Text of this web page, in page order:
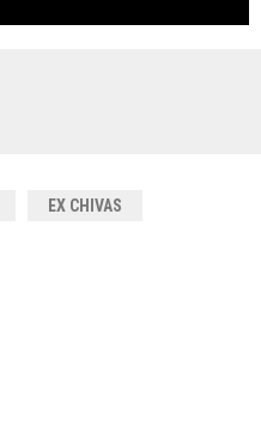
EX CHIVAS